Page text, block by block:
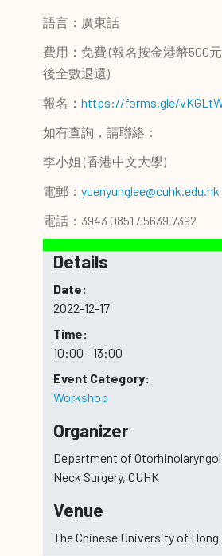
語言：廣東話
費用：免費 (報名按金港幣500
後全數退還)
報名： https://forms.gle/
如有查詢，請聯絡：
李小姐 (香港中文大學)
電郵： yuenyunglee@cuhk.edu.hk
電話：3943 0851 / 5639 7392
Details
Date:
2022-12-17
Time:
10:00 - 13:00
Event Category:
Workshop
Organizer
Department of
Neck Surgery, CUHK
Venue
The Chinese University of Hong